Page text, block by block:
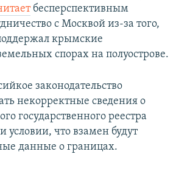
бесперспективным
с Москвой из-за того,
крымские
спорах на полуострове.
законодательство
некорректные сведения о
государственного реестра
что взамен будут
данные о границах.